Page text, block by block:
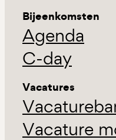
Bijeenkomsten
Agenda
C-day
Vacatures
Vacature